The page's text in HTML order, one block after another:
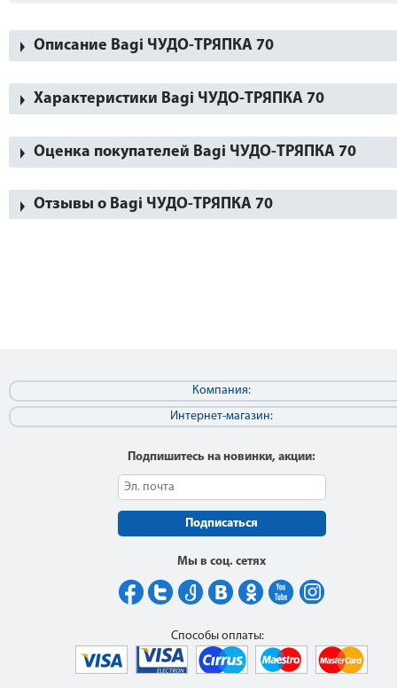
Описание Bagi ЧУДО-ТРЯПКА 70
Характеристики Bagi ЧУДО-ТРЯПКА 70
Оценка покупателей Bagi ЧУДО-ТРЯПКА 70
Отзывы о Bagi ЧУДО-ТРЯПКА 70
Компания:
Интернет-магазин:
Подпишитесь на новинки, акции:
Подписаться
Мы в соц. сетях
Способы оплаты: